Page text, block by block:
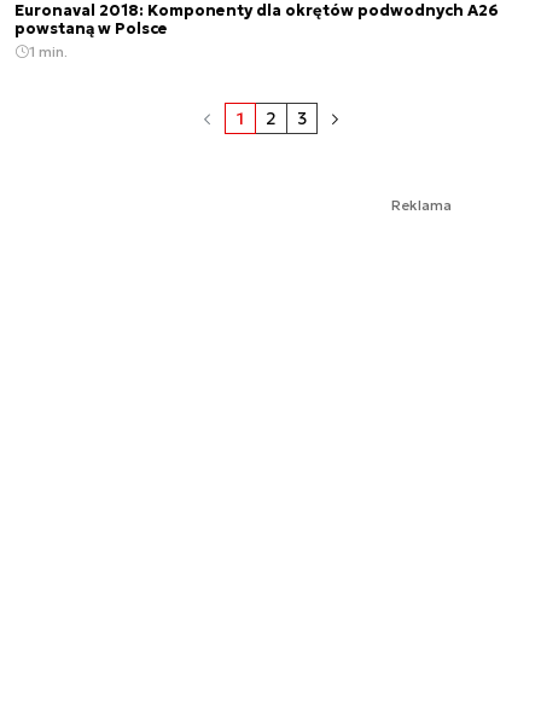
Euronaval 2018: Komponenty dla okrętów podwodnych A26
powstaną w Polsce
1 min.
1 2 3
Reklama